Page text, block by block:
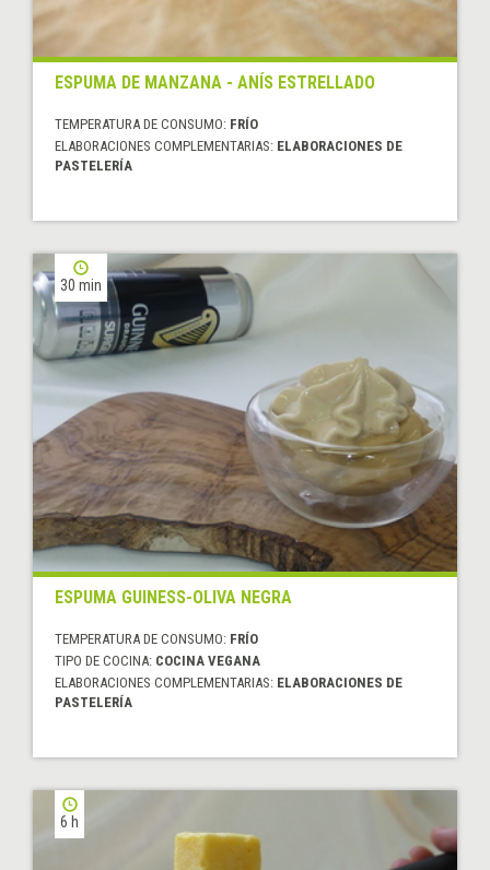
ESPUMA DE MANZANA - ANÍS ESTRELLADO
TEMPERATURA DE CONSUMO: FRÍO
ELABORACIONES COMPLEMENTARIAS: ELABORACIONES DE
PASTELERÍA
30 min
ESPUMA GUINESS-OLIVA NEGRA
TEMPERATURA DE CONSUMO: FRÍO
TIPO DE COCINA: COCINA VEGANA
ELABORACIONES COMPLEMENTARIAS: ELABORACIONES DE
PASTELERÍA
6 h